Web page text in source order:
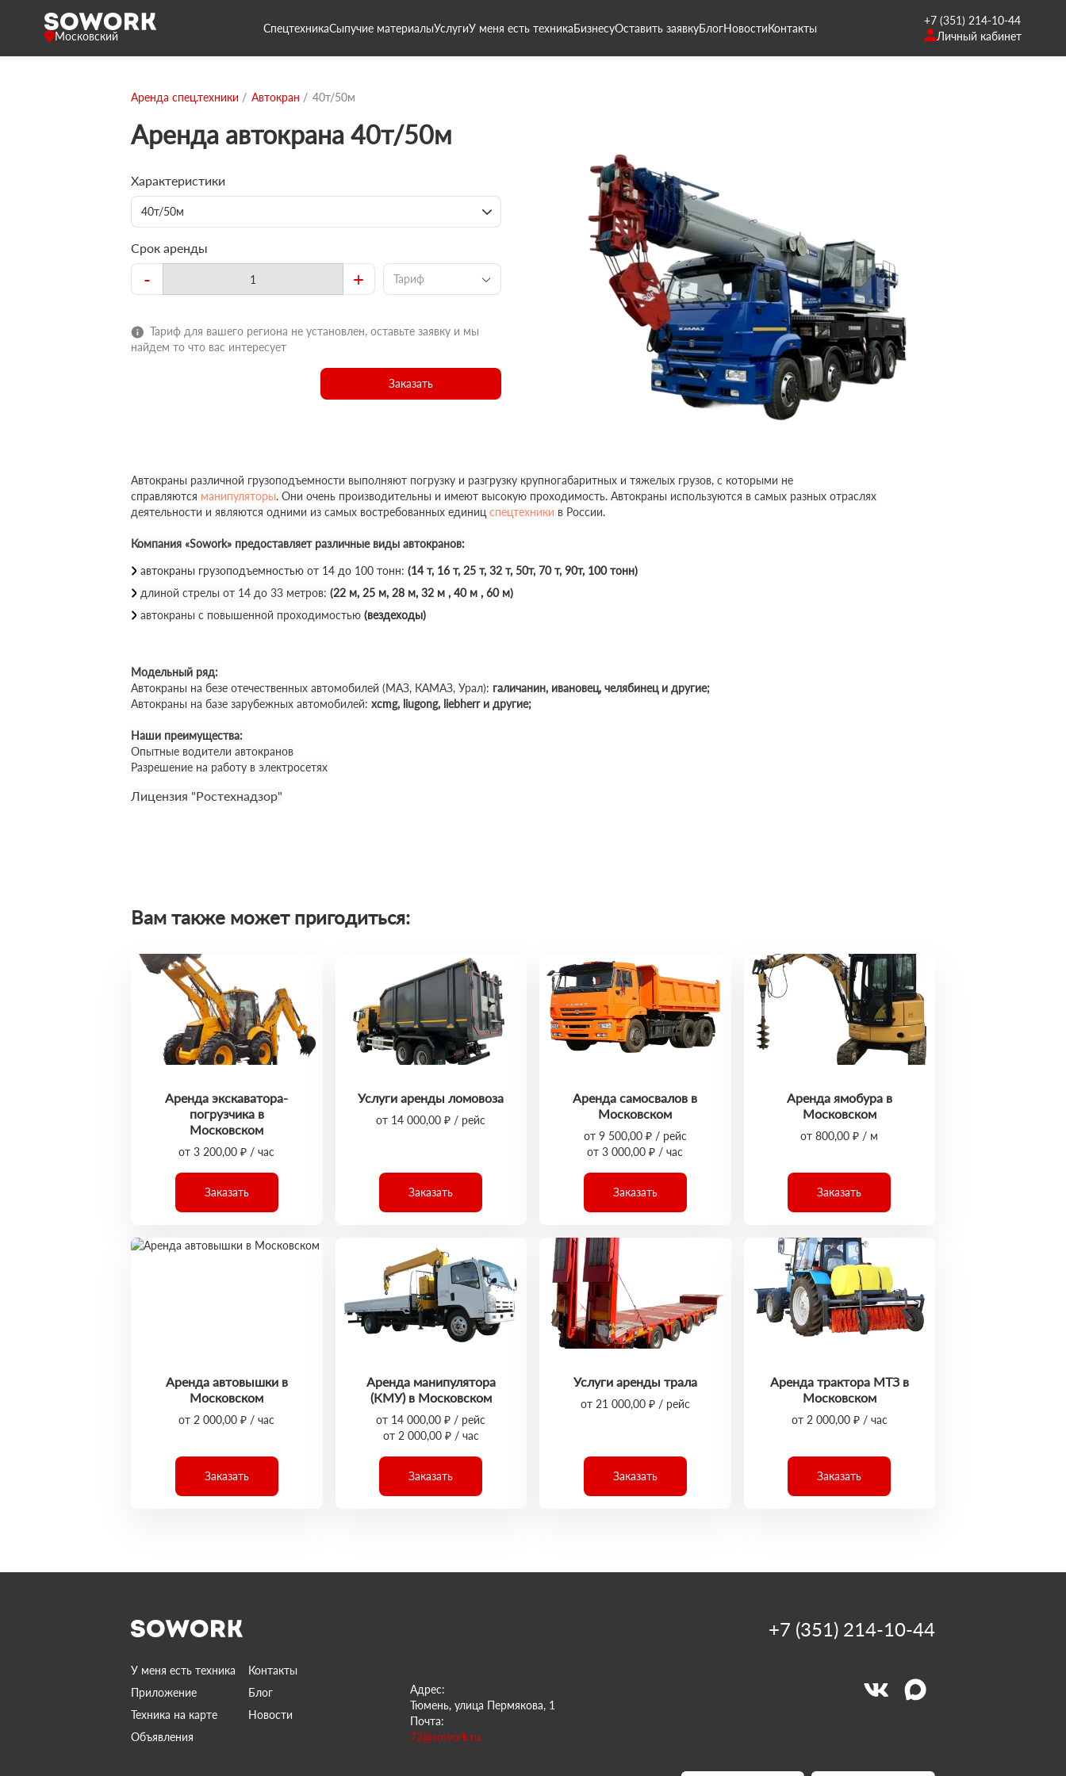
Московский
СпецтехникаСыпучие материалыУслугиУ меня есть техникаБизнесуОставить заявкуБлогНовостиКонтакты
+7 (351) 214-10-44
Личный кабинет
Аренда спец.техники Автокран 40т/50м
Аренда автокрана 40т/50м
Характеристики
40т/50м
Срок аренды
- + Тариф
Тариф для вашего региона не установлен, оставьте заявку и мы
найдем то что вас интересует
Заказать
Автокраны различной грузоподъемности выполняют погрузку и разгрузку крупногабаритных и тяжелых грузов, с которыми не
справляются манипуляторы. Они очень производительны и имеют высокую проходимость. Автокраны используются в самых разных отраслях
деятельности и являются одними из самых востребованных единиц спецтехники в России.
Компания «Sowork» предоставляет различные виды автокранов:
автокраны грузоподъемностью от 14 до 100 тонн: (14 т, 16 т, 25 т, 32 т, 50т, 70 т, 90т, 100 тонн)
длиной стрелы от 14 до 33 метров: (22 м, 25 м, 28 м, 32 м , 40 м , 60 м)
автокраны с повышенной проходимостью (вездеходы)
Модельный ряд:
Автокраны на безе отечественных автомобилей (МАЗ, КАМАЗ, Урал): галичанин, ивановец, челябинец и другие;
Автокраны на базе зарубежных автомобилей: xcmg, liugong, liebherr и другие;
Наши преимущества:
Опытные водители автокранов
Разрешение на работу в электросетях
Лицензия "Ростехнадзор"
Вам также может пригодиться:
Аренда экскаватора-
погрузчика в
Московском
от 3 200,00 ₽ / час
Заказать
Услуги аренды ломовоза
от 14 000,00 ₽ / рейс
Заказать
Аренда самосвалов в
Московском
от 9 500,00 ₽ / рейс
от 3 000,00 ₽ / час
Заказать
Аренда ямобура в
Московском
от 800,00 ₽ / м
Заказать
Аренда автовышки в
Московском
от 2 000,00 ₽ / час
Заказать
Аренда манипулятора
(КМУ) в Московском
от 14 000,00 ₽ / рейс
от 2 000,00 ₽ / час
Заказать
Услуги аренды трала
от 21 000,00 ₽ / рейс
Заказать
Аренда трактора МТЗ в
Московском
от 2 000,00 ₽ / час
Заказать
У меня есть техника
Контакты
Приложение
Блог
Техника на карте
Новости
Объявления
Адрес:
Тюмень, улица Пермякова, 1
Почта:
72@sowork.ru
+7 (351) 214-10-44